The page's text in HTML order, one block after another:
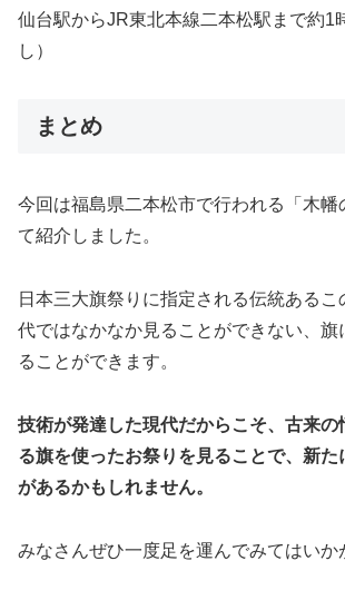
仙台駅からJR東北本線二本松駅まで約1
し）
まとめ
今回は福島県二本松市で行われる「木幡
て紹介しました。
日本三大旗祭りに指定される伝統あるこ
代ではなかなか見ることができない、旗
ることができます。
技術が発達した現代だからこそ、古来の
る旗を使ったお祭りを見ることで、新た
があるかもしれません。
みなさんぜひ一度足を運んでみてはいか